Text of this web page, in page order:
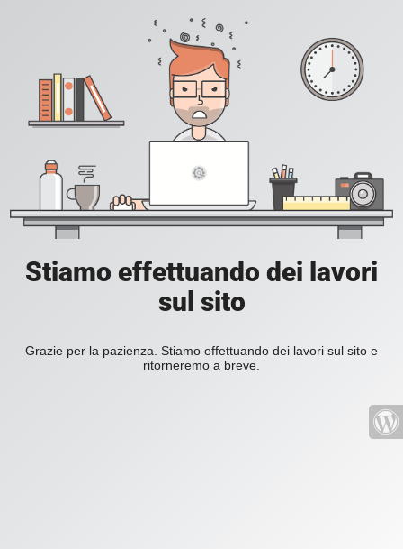
Stiamo effettuando dei lavori
sul sito
Grazie per la pazienza. Stiamo effettuando dei lavori sul sito e
ritorneremo a breve.